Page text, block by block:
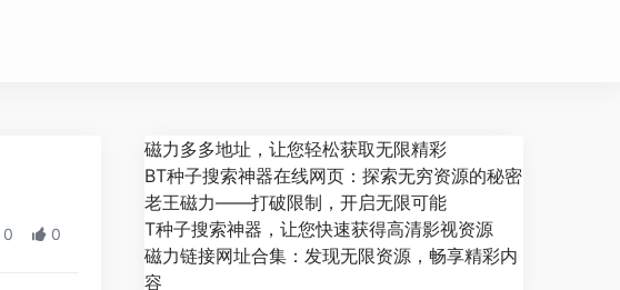
0 0
磁力多多地址，让您轻松获取无限精彩
BT种子搜索神器在线网页：探索无穷资源的秘密
老王磁力——打破限制，开启无限可能
T种子搜索神器，让您快速获得高清影视资源
磁力链接网址合集：发现无限资源，畅享精彩内
容